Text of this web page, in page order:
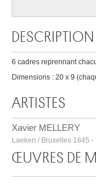
DESCRIPTION
6 cadres reprennant
Dimensions : 20 x 9
ARTISTES
Xavier MELLERY
Laeken / Bruxelles 1845 -
ŒUVRES DE